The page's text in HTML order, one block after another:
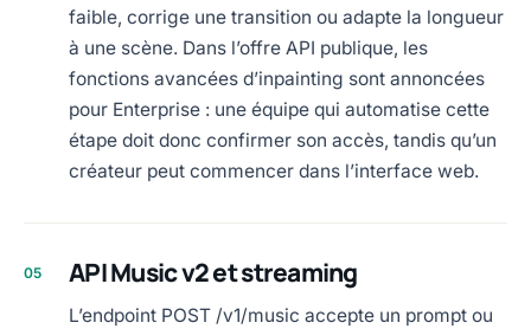
faible, corrige une transition ou adapte la longueur
à une scène. Dans l’offre API publique, les
fonctions avancées d’inpainting sont annoncées
pour Enterprise : une équipe qui automatise cette
étape doit donc confirmer son accès, tandis qu’un
créateur peut commencer dans l’interface web.
05 API Music v2 et streaming
L’endpoint POST /v1/music accepte un prompt ou